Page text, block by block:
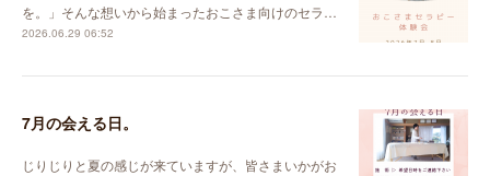
を。」そんな想いから始まったおこさま向けのセラ…
2026.06.29 06:52
7月の会える日。
じりじりと夏の感じが来ていますが、皆さまいかがお